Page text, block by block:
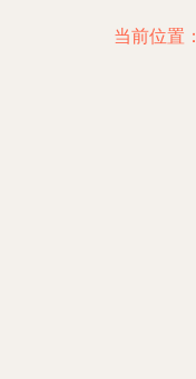
当前位置：